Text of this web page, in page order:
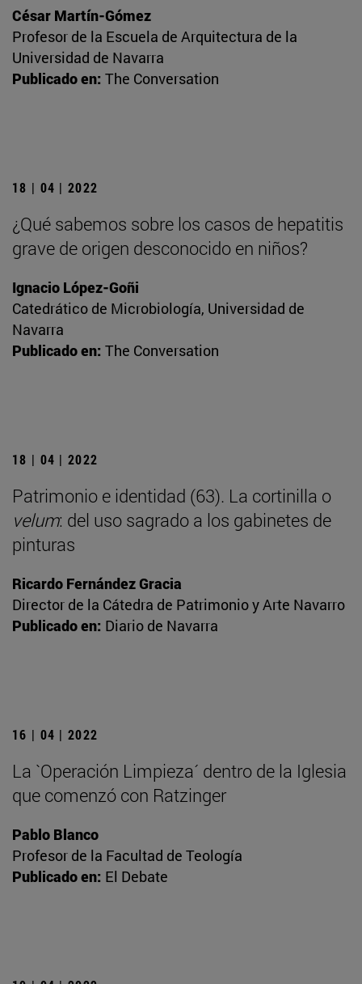
César Martín-Gómez
Profesor de la Escuela de Arquitectura de la
Universidad de Navarra
Publicado en: The Conversation
18 | 04 | 2022
¿Qué sabemos sobre los casos de hepatitis
grave de origen desconocido en niños?
Ignacio López-Goñi
Catedrático de Microbiología, Universidad de
Navarra
Publicado en: The Conversation
18 | 04 | 2022
Patrimonio e identidad (63). La cortinilla o
velum: del uso sagrado a los gabinetes de
pinturas
Ricardo Fernández Gracia
Director de la Cátedra de Patrimonio y Arte Navarro
Publicado en: Diario de Navarra
16 | 04 | 2022
La `Operación Limpieza´ dentro de la Iglesia
que comenzó con Ratzinger
Pablo Blanco
Profesor de la Facultad de Teología
Publicado en: El Debate